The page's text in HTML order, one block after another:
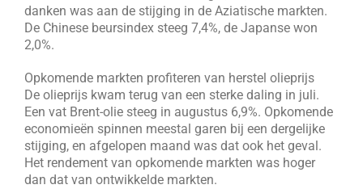
danken was aan de stijging in de Aziatische markten.
De Chinese beursindex steeg 7,4%, de Japanse won
2,0%.
Opkomende markten profiteren van herstel olieprijs
De olieprijs kwam terug van een sterke daling in juli.
Een vat Brent-olie steeg in augustus 6,9%. Opkomende
economieën spinnen meestal garen bij een dergelijke
stijging, en afgelopen maand was dat ook het geval.
Het rendement van opkomende markten was hoger
dan dat van ontwikkelde markten.